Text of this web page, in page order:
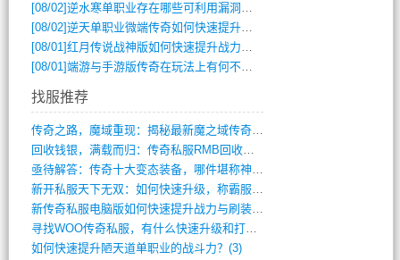
[08/02]逆水寒单职业存在哪些可利用漏洞？如何快速提升战力？
[08/02]逆天单职业微端传奇如何快速提升战力？新手必看攻略
[08/01]红月传说战神版如何快速提升战力？新手攻略全解析？
[08/01]端游与手游版传奇在玩法上有何不同？
找服推荐
传奇之路，魔域重现：揭秘最新魔之域传奇攻(712)
回收钱银，满载而归：传奇私服RMB回收装(548)
亟待解答：传奇十大变态装备，哪件堪称神器(347)
新开私服天下无双：如何快速升级，称霸服务(681)
新传奇私服电脑版如何快速提升战力与刷装备(835)
寻找WOO传奇私服，有什么快速升级和打宝(864)
如何快速提升陋天道单职业的战斗力？(3)